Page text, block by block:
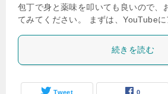
包丁で身と薬味を叩いても良いので、
てみてください。 まずは、YouTube
続きを読む
Tweet 0